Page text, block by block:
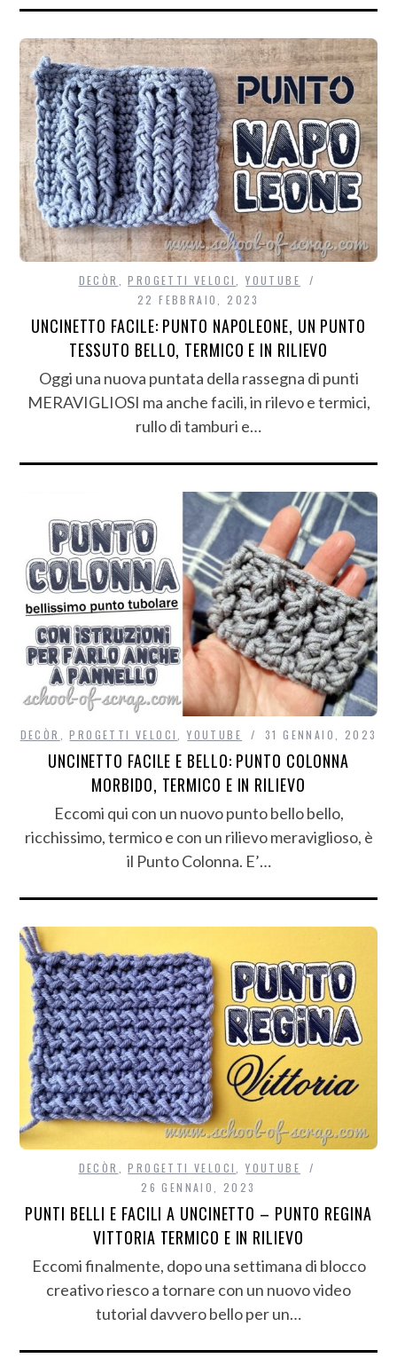
DECÒR ,PROGETTI VELOCI,YOUTUBE
22 FEBBRAIO, 2023
UNCINETTO FACILE: PUNTO NAPOLEONE, UN PUNTO
TESSUTO BELLO, TERMICO E IN RILIEVO
Oggi una nuova puntata della rassegna di punti
MERAVIGLIOSI ma anche facili, in rilevo e termici,
rullo di tamburi e…
DECÒR ,PROGETTI VELOCI ,YOUTUBE 31 GENNAIO, 2023
UNCINETTO FACILE E BELLO: PUNTO COLONNA
MORBIDO, TERMICO E IN RILIEVO
Eccomi qui con un nuovo punto bello bello,
ricchissimo, termico e con un rilievo meraviglioso, è
il Punto Colonna. E’…
DECÒR ,PROGETTI VELOCI ,YOUTUBE
26 GENNAIO, 2023
PUNTI BELLI E FACILI A UNCINETTO – PUNTO REGINA
VITTORIA TERMICO E IN RILIEVO
Eccomi finalmente, dopo una settimana di blocco
creativo riesco a tornare con un nuovo video
tutorial davvero bello per un…